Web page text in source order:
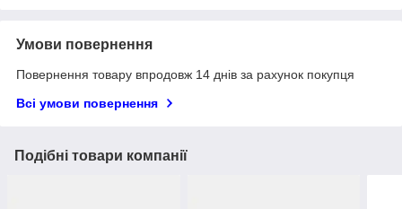
Умови повернення
Повернення товару впродовж 14 днів за рахунок покупця
Всі умови повернення
Подібні товари компанії